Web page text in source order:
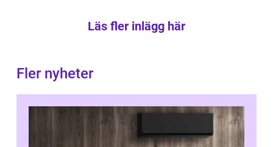
Läs fler inlägg här
Fler nyheter